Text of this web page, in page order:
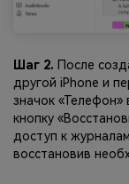
Шаг 2. После
другой iPhone и
значок
кнопку
доступ к
восстановив